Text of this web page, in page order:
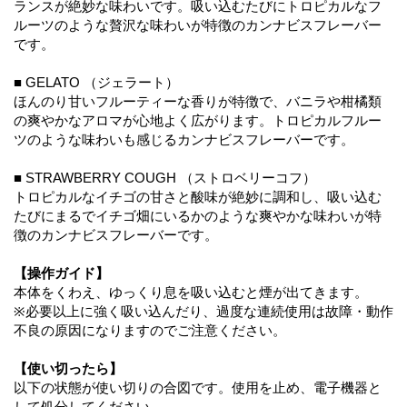
ランスが絶妙な味わいです。吸い込むたびにトロピカルなフ
ルーツのような贅沢な味わいが特徴のカンナビスフレーバー
です。
■ GELATO （ジェラート）
ほんのり甘いフルーティーな香りが特徴で、バニラや柑橘類
の爽やかなアロマが心地よく広がります。トロピカルフルー
ツのような味わいも感じるカンナビスフレーバーです。
■ STRAWBERRY COUGH （ストロベリーコフ）
トロピカルなイチゴの甘さと酸味が絶妙に調和し、吸い込む
たびにまるでイチゴ畑にいるかのような爽やかな味わいが特
徴のカンナビスフレーバーです。
【操作ガイド】
本体をくわえ、ゆっくり息を吸い込むと煙が出てきます。
※必要以上に強く吸い込んだり、過度な連続使用は故障・動作
不良の原因になりますのでご注意ください。
【使い切ったら】
以下の状態が使い切りの合図です。使用を止め、電子機器と